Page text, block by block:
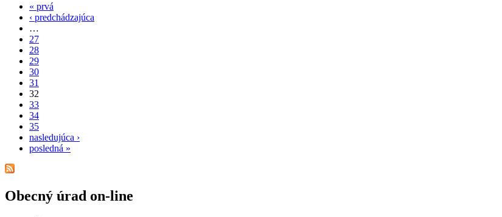
« prvá
‹ predchádzajúca
…
27
28
29
30
31
32
33
34
35
nasledujúca ›
posledná »
Obecný úrad on-line